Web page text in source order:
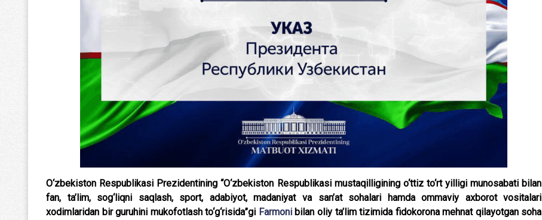
O‘zbekiston Respublikasi Prezidentining “O‘zbekiston Respublikasi mustaqilligining o‘ttiz to‘rt yilligi munosabati bilan
fan, ta’lim, sog‘liqni saqlash, sport, adabiyot, madaniyat va san’at sohalari hamda ommaviy axborot vositalari
xodimlaridan bir guruhini mukofotlash to‘g‘risida”gi Farmonibilan oliy ta’lim tizimida fidokorona mehnat qilayotgan soha